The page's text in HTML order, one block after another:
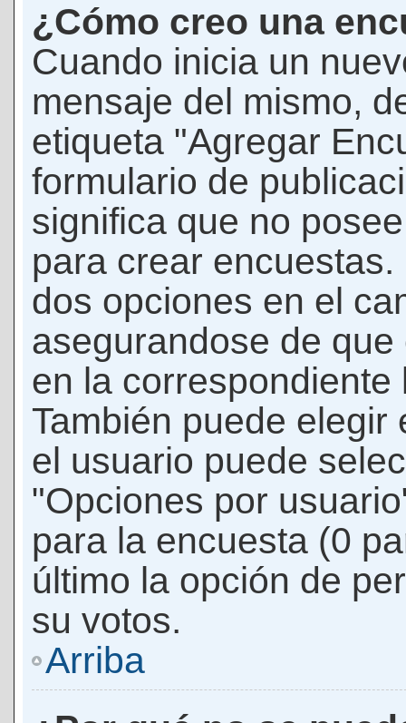
¿Cómo creo una
Cuando inicia un
mensaje del mismo,
etiqueta "Agregar
formulario de
significa que no
para crear
dos opciones en el
asegurandose de
en la
También puede
el usuario puede
"Opciones por
para la encuesta (0
último la opción de
su votos.
Arriba